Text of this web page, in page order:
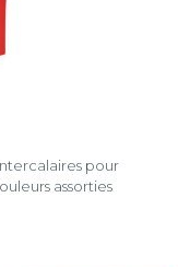
pour
assorties